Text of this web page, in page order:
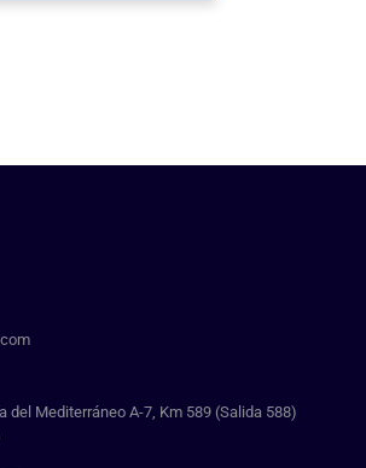
del Mediterráneo A-7, Km 589 (Salida 588)